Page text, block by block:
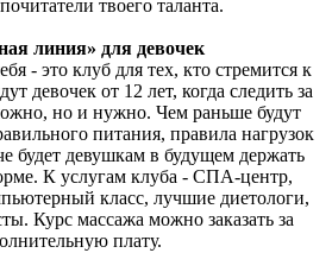
твоего таланта.
линия» для девочек
- это клуб для тех, кто стремится к
девочек от 12 лет, когда следить за
но и нужно. Чем раньше будут
питания, правила нагрузок
будет девушкам в будущем держать
К услугам клуба - СПА-центр,
класс, лучшие диетологи,
Курс массажа можно заказать за
плату.